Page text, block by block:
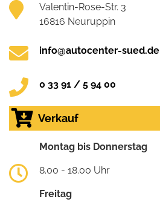
Valentin-Rose-Str. 3
16816 Neuruppin
info@autocenter-sued.de
0 33 91 / 5 94 00
Verkauf
Montag bis Donnerstag
8.00 - 18.00 Uhr
Freitag